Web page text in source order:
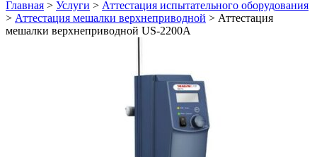
Главная > Услуги > Аттестация испытательного оборудования
> Аттестация мешалки верхнеприводной > Аттестация
мешалки верхнеприводной US-2200A